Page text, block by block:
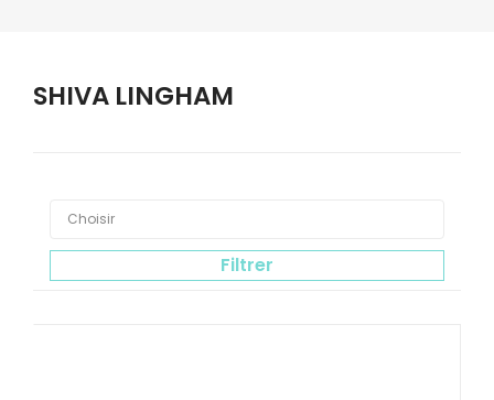
SHIVA LINGHAM
Choisir
Filtrer